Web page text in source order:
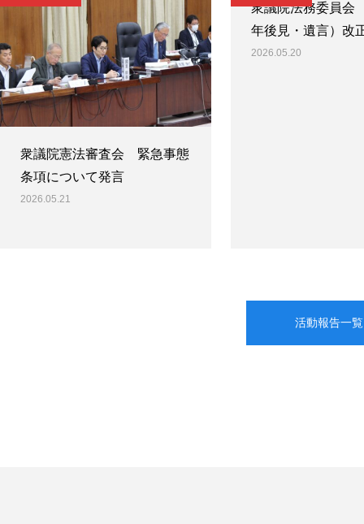
衆議院憲法審査会 緊急事態
条項について発言
2026.05.21
衆議院法務委員
年後見・遺言）改
2026.05.20
活動報告一覧